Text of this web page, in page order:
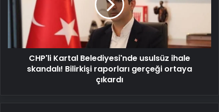
skandalı!
raporları
gerçeği
CHP'li Kartal Belediyesi'nde usulsüz ihale
skandalı! Bilirkişi raporları gerçeği ortaya
çıkardı